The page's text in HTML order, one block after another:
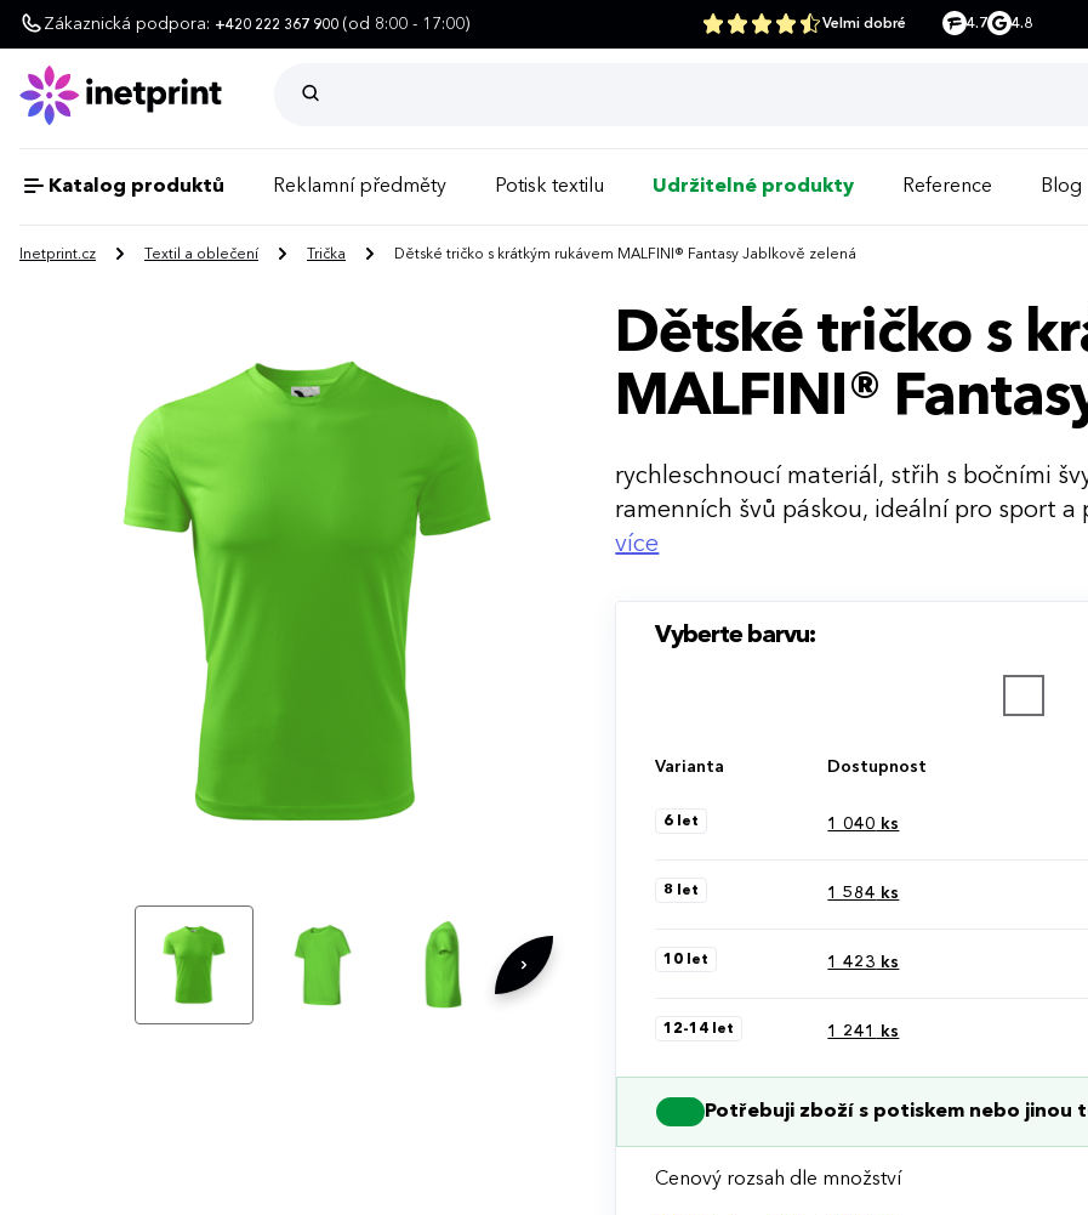
Zákaznická podpora: +420 222 367 900 (od 8:00 - 17:00) Velmi dobré 4.7 4.8
Katalog produktů Reklamní předměty Potisk textilu Udržitelné produkty Reference Blog
Inetprint.cz Textil a oblečení Trička Dětské tričko s krátkým rukávem MALFINI® Fantasy Jablkově zelená
Dětské tričko s
MALFINI®
rychleschnoucí materiál, střih s bočními
ramenních švů páskou, ideální pro sport
potisk (světlé barvy)
více
Vyberte barvu:
Varianta Dostupnost
6 let 1 040 ks
8 let 1 584 ks
10 let 1 423 ks
12-14 let 1 241 ks
Potřebuji zboží s potiskem nebo jinou
Cenový rozsah dle množství